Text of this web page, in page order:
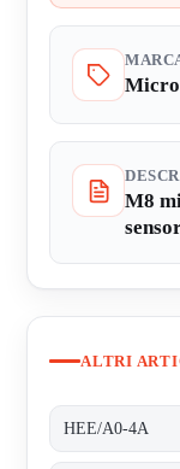
M8
ALTRI
HEE/A0-4A